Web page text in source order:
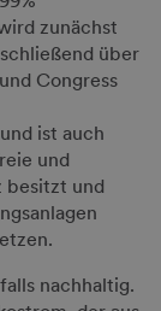
zunächst
über
Congress
ist auch
und
besitzt und
nachhaltig.